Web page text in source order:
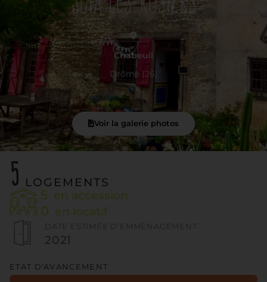
Chabeuil
Drôme (26)
Voir la galerie photos
5 LOGEMENTS
5 en accession
0 en locatif
DATE ESTIMÉE D'EMMÉNAGEMENT
2021
ETAT D'AVANCEMENT
Projet abouti